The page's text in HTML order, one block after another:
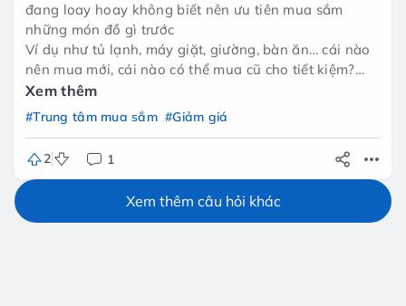
đang loay hoay không biết nên ưu tiên mua sắm
những món đồ gì trước
Ví dụ như tủ lạnh, máy giặt, giường, bàn ăn… cái nào
nên mua mới, cái nào có thể mua cũ cho tiết kiệm?
Mọi người trong group ai từng trải qua rồi cho em xin
ít kinh nghiệm sắm đồ tiết kiệm, mà vẫn bền – đẹp –
tiện dụng với ạ 🙏
Xem thêm
#Trung tâm mua sắm #Giảm giá
2 1
Xem thêm câu hỏi khác